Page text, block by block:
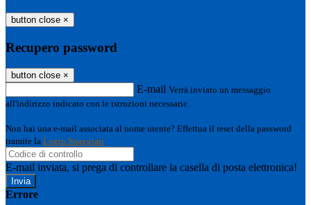
button close ×
Recupero password
button close ×
E-mail Verrà inviato un messaggio
all'indirizzo indicato con le istruzioni necessarie.
Non hai una e-mail associata al nome utente? Effettua il reset della password
tramite la Login Spaggiari
E-mail inviata, si prega di controllare la casella di posta elettronica!
Errore